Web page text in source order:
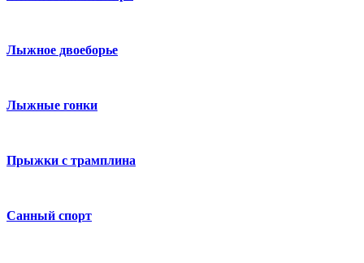
Лыжное двоеборье
Лыжные гонки
Прыжки с трамплина
Санный спорт